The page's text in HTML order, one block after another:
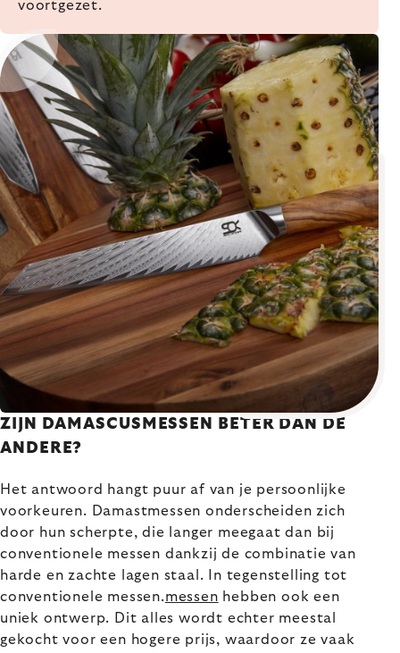
voortgezet.
ZIJN DAMASCUSMESSEN BETER DAN DE
ANDERE?
Het antwoord hangt puur af van je persoonlijke
voorkeuren. Damastmessen onderscheiden zich
door hun scherpte, die langer meegaat dan bij
conventionele messen dankzij de combinatie van
harde en zachte lagen staal. In tegenstelling tot
conventionele messen.messen hebben ook een
uniek ontwerp. Dit alles wordt echter meestal
gekocht voor een hogere prijs, waardoor ze vaak